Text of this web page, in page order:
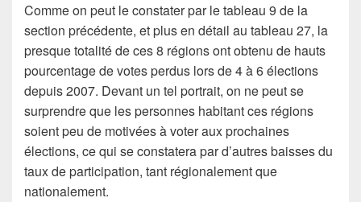
Comme on peut le constater par le tableau 9 de la
section précédente, et plus en détail au tableau 27, la
presque totalité de ces 8 régions ont obtenu de hauts
pourcentage de votes perdus lors de 4 à 6 élections
depuis 2007. Devant un tel portrait, on ne peut se
surprendre que les personnes habitant ces régions
soient peu de motivées à voter aux prochaines
élections, ce qui se constatera par d’autres baisses du
taux de participation, tant régionalement que
nationalement.